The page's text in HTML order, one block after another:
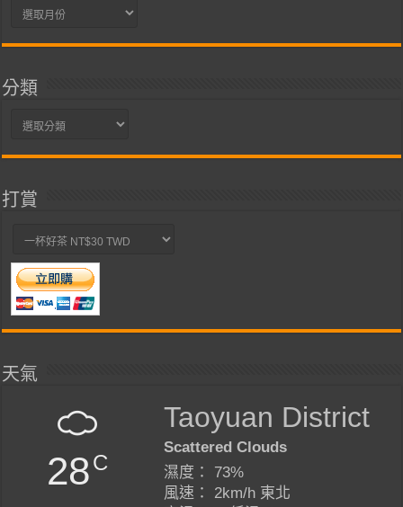
彙
分類
分
打賞
天氣
28C
Taoyuan District
Scattered Clouds
濕度： 73%
風速： 2km/h 東北